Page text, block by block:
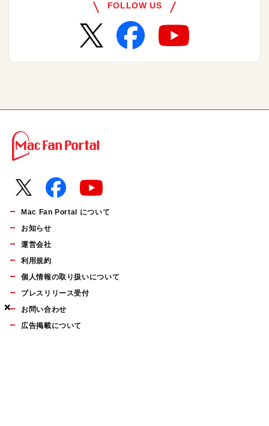
×
×
×
FOLLOW US
Mac Fan Portal について
お知らせ
運営会社
利用規約
個人情報の取り扱いについて
プレスリリース受付
お問い合わせ
広告掲載について